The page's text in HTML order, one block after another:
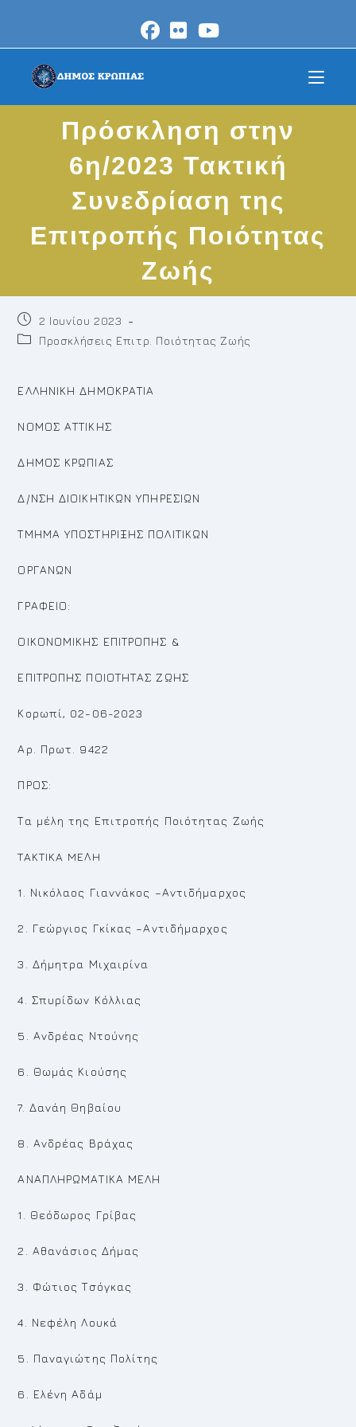
content
Πρόσκληση στην
6η/2023 Τακτική
Συνεδρίαση της
Επιτροπής Ποιότητας
Ζωής
Post
published:
2 Ιουνίου 2023
PostΠροσκλήσεις Επιτρ. Ποιότητας Ζωής
ΕΛΛΗΝΙΚΗ ΔΗΜΟΚΡΑΤΙΑ
ΝΟΜΟΣ ΑΤΤΙΚΗΣ
ΔΗΜΟΣ ΚΡΩΠΙΑΣ
Δ/ΝΣΗ ΔΙΟΙΚΗΤΙΚΩΝ ΥΠΗΡΕΣΙΩΝ
ΤΜΗΜΑ ΥΠΟΣΤΗΡΙΞΗΣ ΠΟΛΙΤΙΚΩΝ
ΟΡΓΑΝΩΝ
ΓΡΑΦΕΙΟ:
ΟΙΚΟΝΟΜΙΚΗΣ ΕΠΙΤΡΟΠΗΣ &
ΕΠΙΤΡΟΠΗΣ ΠΟΙΟΤΗΤΑΣ ΖΩΗΣ
Κορωπί, 02-06-2023
Αρ. Πρωτ. 9422
ΠΡΟΣ:
Τα μέλη της Επιτροπής Ποιότητας Ζωής
TAKTIKA MEΛH
1. Νικόλαος Γιαννάκος –Αντιδήμαρχος
2. Γεώργιος Γκίκας –Αντιδήμαρχος
3. Δήμητρα Μιχαιρίνα
4. Σπυρίδων Κόλλιας
5. Ανδρέας Ντούνης
6. Θωμάς Κιούσης
7. Δανάη Θηβαίου
8. Ανδρέας Βράχας
ΑΝΑΠΛΗΡΩΜΑΤΙΚΑ ΜΕΛΗ
1. Θεόδωρος Γρίβας
2. Αθανάσιος Δήμας
3. Φώτιος Τσόγκας
4. Νεφέλη Λουκά
5. Παναγιώτης Πολίτης
6. Ελένη Αδάμ